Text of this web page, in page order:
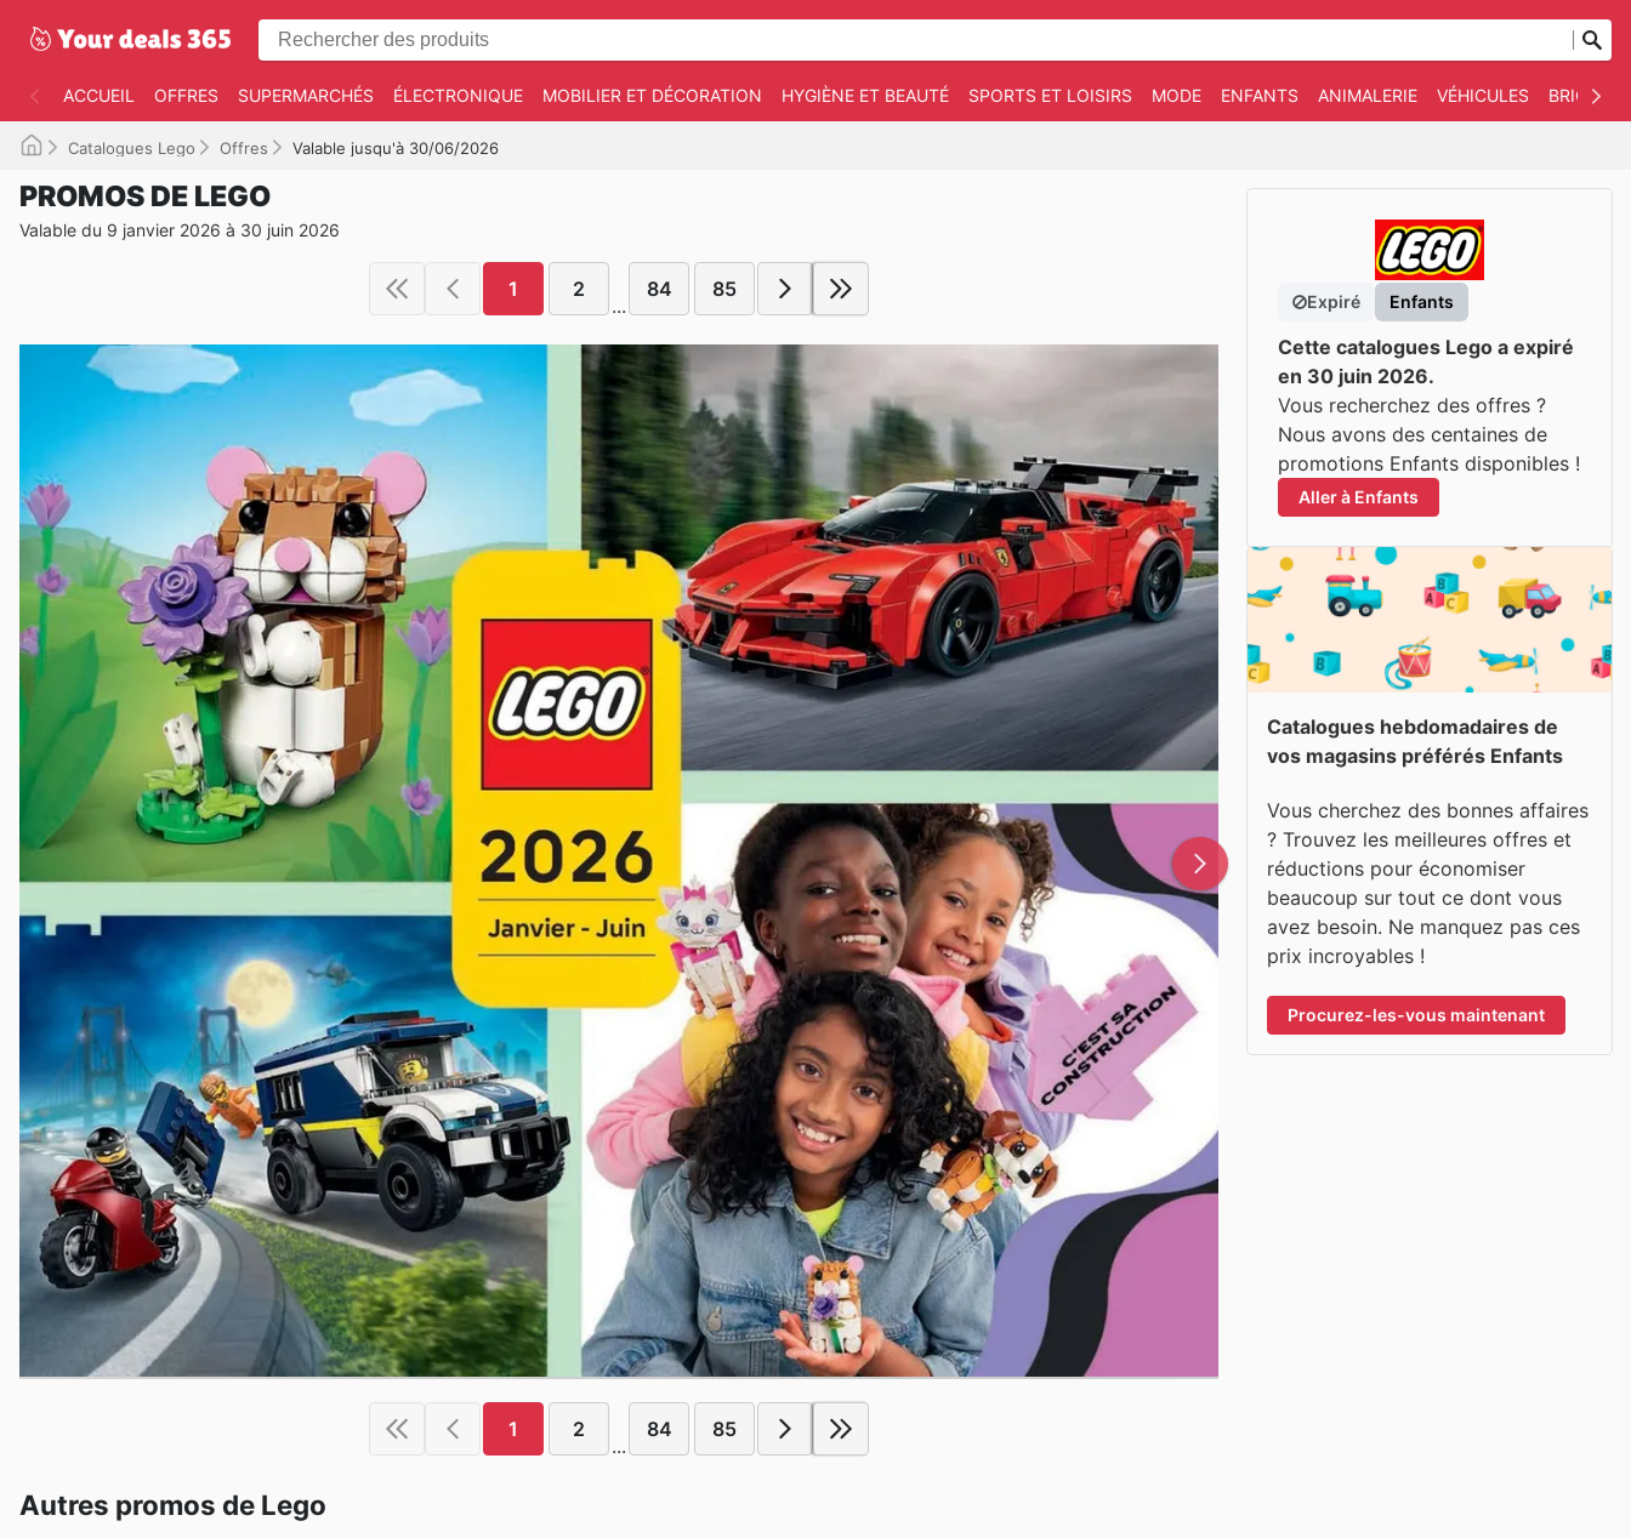
ACCUEIL OFFRES SUPERMARCHÉS ÉLECTRONIQUE MOBILIER ET DÉCORATION HYGIÈNE ET BEAUTÉ SPORTS ET LOISIRS MODE ENFANTS ANIMALERIE VÉHICULES
Catalogues Lego Offres Valable jusqu'à 30/06/2026
PROMOS DE LEGO
Valable du 9 janvier 2026 à 30 juin 2026
1 2
...
84 85
1 2
...
84 85
Autres promos de Lego
Expiré Enfants
Cette catalogues Lego a expiré
en 30 juin 2026.
Vous recherchez des offres ?
Nous avons des centaines de
promotions Enfants disponibles !
Aller à Enfants
Catalogues hebdomadaires de
vos magasins préférés Enfants
Vous cherchez des bonnes affaires
? Trouvez les meilleures offres et
réductions pour économiser
beaucoup sur tout ce dont vous
avez besoin. Ne manquez pas ces
prix incroyables !
Procurez-les-vous maintenant